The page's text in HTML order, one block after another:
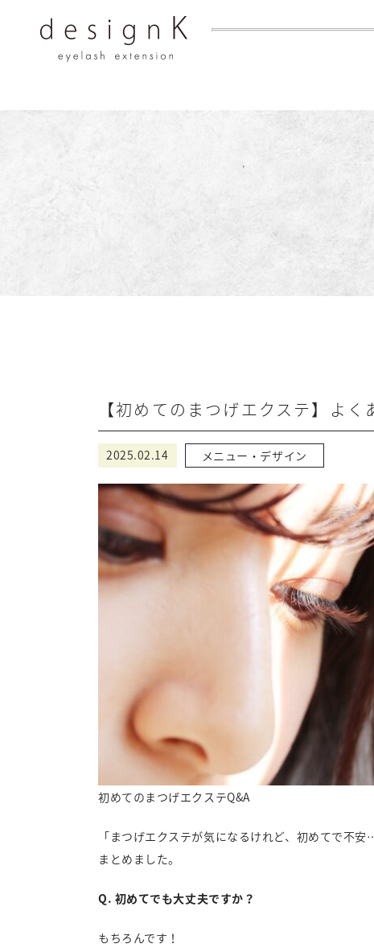
【初めてのまつげエクステ】よく
2025.02.14 メニュー・デザイン
初めてのまつげエクステQ&A
「まつげエクステが気になるけれど、初めてで不
まとめました。
Q. 初めてでも大丈夫ですか？
もちろんです！